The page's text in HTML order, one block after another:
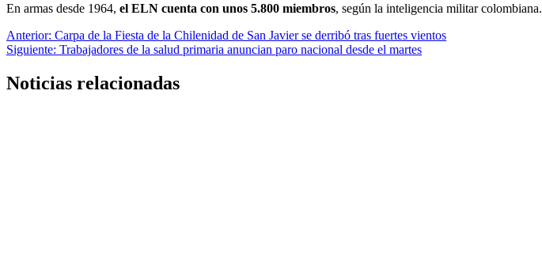
En armas desde 1964, el ELN cuenta con unos 5.800 miembros, según la inteligencia militar colombiana.
Navegación
de
entradas
Anterior: Carpa de la Fiesta de la Chilenidad de San Javier se derribó tras fuertes vientos
Siguiente: Trabajadores de la salud primaria anuncian paro nacional desde el martes
Noticias relacionadas